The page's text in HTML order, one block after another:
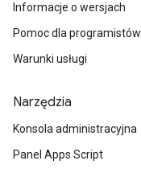
Informacje o wersjach
Pomoc dla programistów
Warunki usługi
Narzędzia
Konsola administracyjna
Panel Apps Script